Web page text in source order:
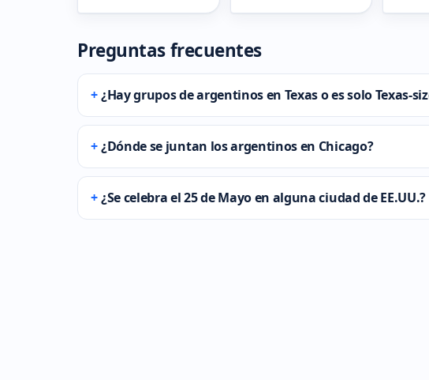
Preguntas frecuentes
¿Hay grupos de argentinos en Texas o es solo Texas-
¿Dónde se juntan los argentinos en Chicago?
¿Se celebra el 25 de Mayo en alguna ciudad de EE.UU.?